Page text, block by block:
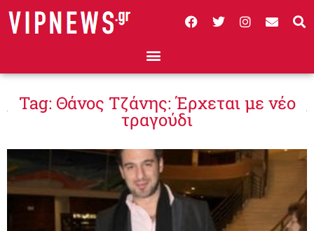
Tag: Θάνος Τζάνης: Έρχεται με νέο
τραγούδι